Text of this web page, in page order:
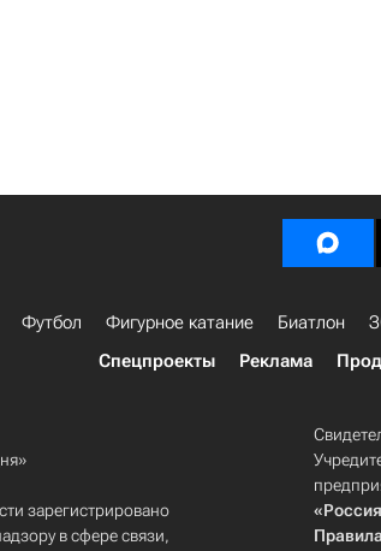
Футбол Фигурное катание Биатлон
Спецпроекты
Реклама
зарегистрировано
в сфере связи,